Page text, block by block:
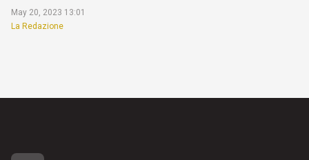
May 20, 2023 13:01
La Redazione